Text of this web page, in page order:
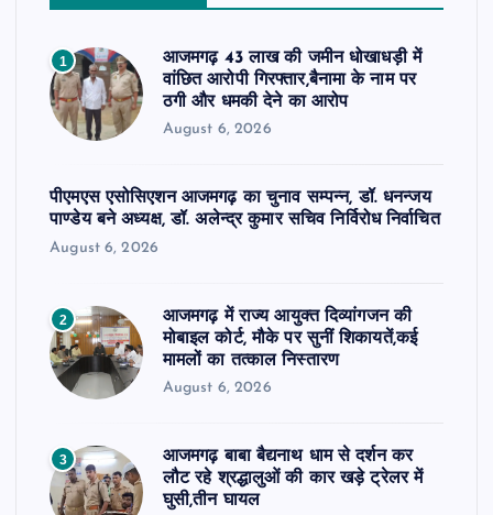
1
आजमगढ़ 43 लाख की जमीन धोखाधड़ी में
वांछित आरोपी गिरफ्तार,बैनामा के नाम पर
ठगी और धमकी देने का आरोप
August 6, 2026
पीएमएस एसोसिएशन आजमगढ़ का चुनाव सम्पन्न, डॉ. धनन्जय
पाण्डेय बने अध्यक्ष, डॉ. अलेन्द्र कुमार सचिव निर्विरोध निर्वाचित
August 6, 2026
2
आजमगढ़ में राज्य आयुक्त दिव्यांगजन की
मोबाइल कोर्ट, मौके पर सुनीं शिकायतें,कई
मामलों का तत्काल निस्तारण
August 6, 2026
3
आजमगढ़ बाबा बैद्यनाथ धाम से दर्शन कर
लौट रहे श्रद्धालुओं की कार खड़े ट्रेलर में
घुसी,तीन घायल